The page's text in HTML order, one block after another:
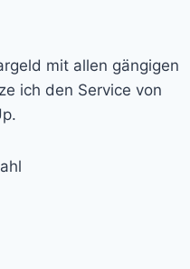
mit allen gängigen
ich den Service von